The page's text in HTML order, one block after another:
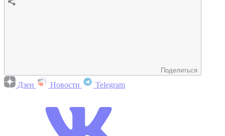
Поделиться
Дзен Новости Telegram